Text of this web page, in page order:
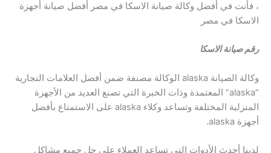
، فأنت في أفضل وكالة صيانة الاسكا في مصر أفضل صيانة أجهزة
الاسكا في مصر
رقم صيانة الاسكا
وكالة الصيانة alaska الوكالة مصنفة ضمن أفضل العلامات التجارية
“alaska” المعتمدة وذات الخبرة التي تصنع العديد من الأجهزة
المنزلية المختلفة وتساعد وكلاء alaska على الاستمتاع بأفضل
أجهزة alaska.
لدينا أحدث الأدوات التي تساعد العملاء على حل جميع مشاكل